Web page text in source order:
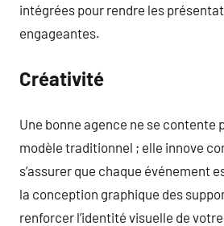
intégrées pour rendre les
engageantes.
Créativité
Une bonne agence ne se contente
modèle traditionnel ; elle innove
s’assurer que chaque événement
la conception graphique des
renforcer l’identité visuelle de